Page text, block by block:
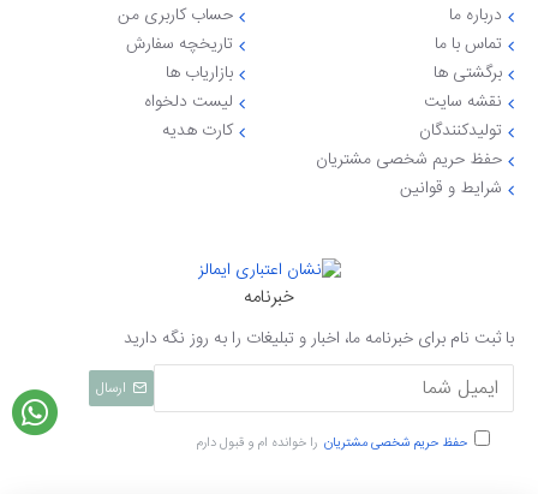
درباره ما
تماس با ما
برگشتی ها
نقشه سایت
تولیدکنندگان
حفظ حریم شخصی مشتریان
شرایط و قوانین
حساب کاربری من
تاریخچه سفارش
بازاریاب ها
لیست دلخواه
کارت هدیه
خبرنامه
با ثبت نام برای خبرنامه ما، اخبار و تبلیغات را به روز نگه دارید
ارسال
حفظ حریم شخصی مشتریان را خوانده ام و قبول دارم